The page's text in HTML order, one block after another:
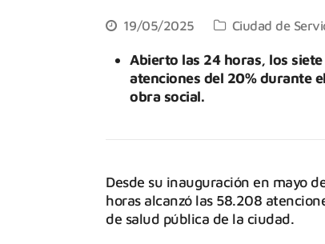
19/05/2025 Ciudad de
Abierto las 24 horas, los
atenciones del 20% durante
obra social.
Desde su inauguración en mayo
horas alcanzó las 58.208
de salud pública de la ciudad.